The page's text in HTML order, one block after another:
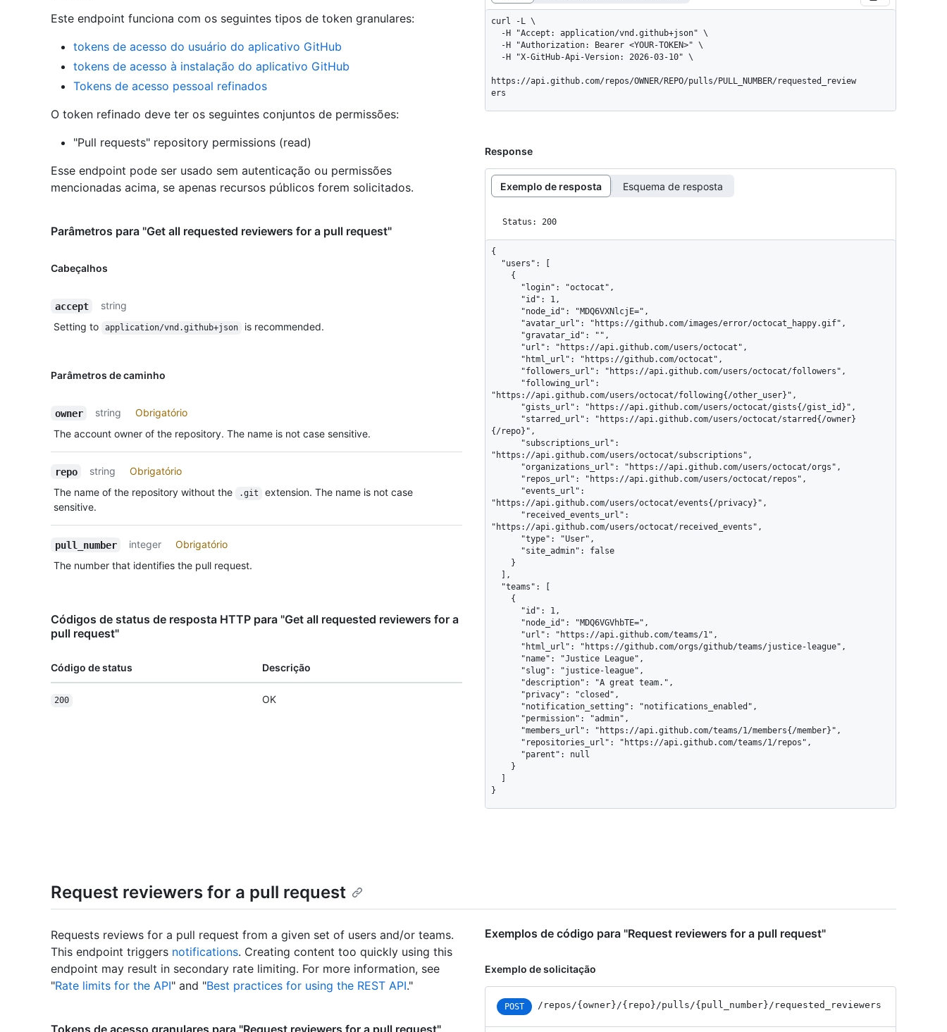
Este endpoint funciona com os seguintes tipos de token granulares:
tokens de acesso do usuário do aplicativo GitHub
tokens de acesso à instalação do aplicativo GitHub
Tokens de acesso pessoal refinados
O token refinado deve ter os seguintes conjuntos de permissões:
"Pull requests" repository permissions (read)
Esse endpoint pode ser usado sem autenticação ou permissões
mencionadas acima, se apenas recursos públicos forem solicitados.
Parâmetros para "Get all requested reviewers for a pull request"
Cabeçalhos
accept
string
Setting to
application/vnd.github+json is recommended.
Parâmetros de caminho
owner string
Obrigatório
The account owner of the repository. The name is not case sensitive.
repo string
Obrigatório
The name of the repository without the
.git
extension. The name is not case
sensitive.
pull_number integer
Obrigatório
The number that identifies the pull request.
Códigos de status de resposta HTTP para "Get all requested reviewers for a
pull request"
Código de status Descrição
200 OK
curl -L \
https://api.github.com/repos/OWNER/REPO/pulls/PULL_NUMBER/requested_review
ers
Response
Exemplo de resposta Esquema de resposta
Status: 200
{
"https://api.github.com/users/octocat/following{/other_user}",
{/repo}",
"https://api.github.com/users/octocat/subscriptions",
"https://api.github.com/users/octocat/events{/privacy}",
"https://api.github.com/users/octocat/received_events",
}
Request reviewers for a pull request
Requests reviews for a pull request from a given set of users and/or teams.
This endpoint triggers notifications. Creating content too quickly using this
endpoint may result in secondary rate limiting. For more information, see
"Rate limits for the API" and "Best practices for using the REST API."
Tokens de acesso granulares para "Request reviewers for a pull request"
Exemplos de código para "Request reviewers for a pull request"
Exemplo de solicitação
POST /repos /{owner} /{repo} /pulls /{pull_ number} /requested_ reviewers